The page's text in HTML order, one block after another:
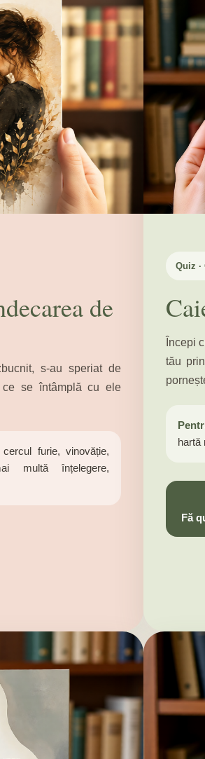
de
s-au speriat de
se întâmplă cu ele
furie, vinovăție,
multă înțelegere,
Quiz
Începi
tău
hartă
Fă